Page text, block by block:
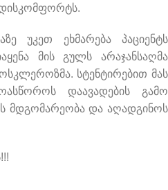
დისკომფორტს.
უკეთ ეხმარება პაციენტს
მის გულს არაჯანსაღმა
სტენტირებით მას
დაავადების გამო
მდგომარეობა და აღადგინოს